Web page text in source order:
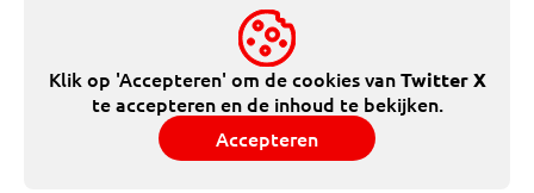
Klik op 'Accepteren' om de cookies vanTwitter X
te accepteren en de inhoud te bekijken.
Accepteren